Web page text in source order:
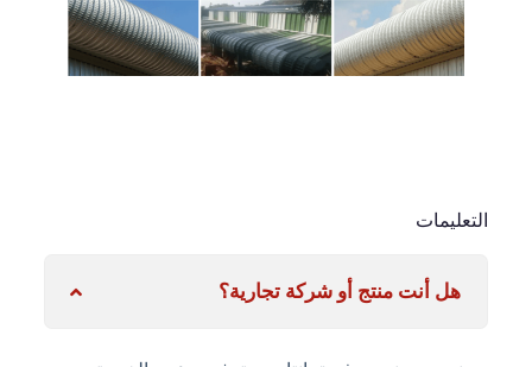
التعليمات
هل أنت منتج أو شركة تجارية؟